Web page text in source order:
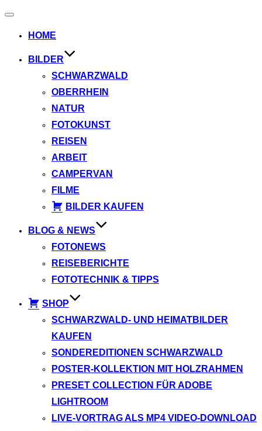
Navigation
HOME
BILDER
SCHWARZWALD
OBERRHEIN
NATUR
FOTOKUNST
REISEN
ARBEIT
CAMPERVAN
FILME
BILDER KAUFEN
BLOG & NEWS
FOTONEWS
REISEBERICHTE
FOTOTECHNIK & TIPPS
SHOP
SCHWARZWALD- UND HEIMATBILDER
KAUFEN
SONDEREDITIONEN SCHWARZWALD
POSTER-KOLLEKTION MIT HOLZRAHMEN
PRESET COLLECTION FÜR ADOBE
LIGHTROOM
LIVE-VORTRAG ALS MP4 VIDEO-DOWNLOAD